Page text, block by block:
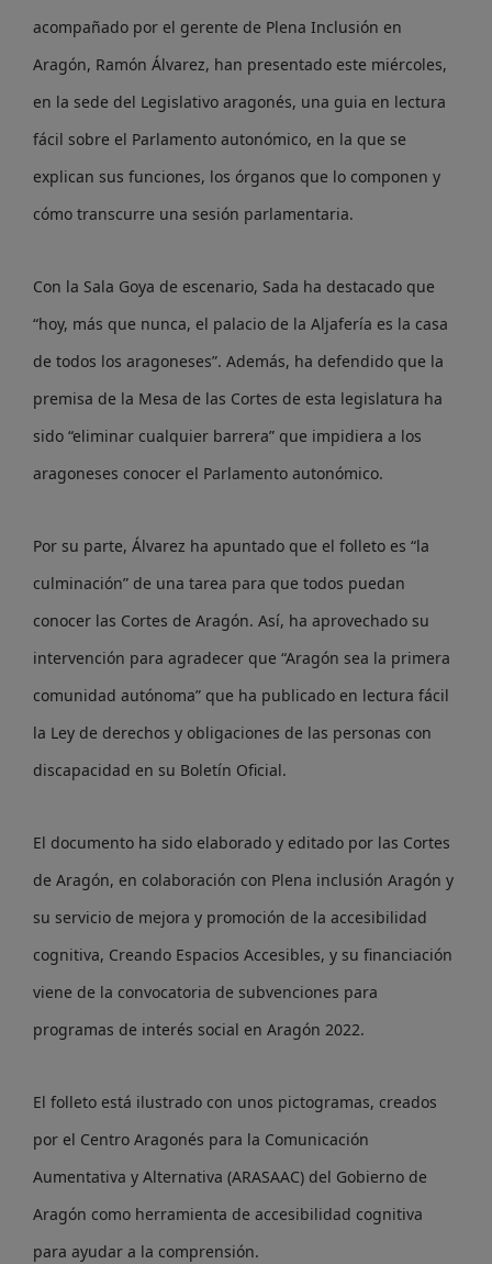
acompañado por el gerente de Plena Inclusión en
Aragón, Ramón Álvarez, han presentado este miércoles,
en la sede del Legislativo aragonés, una guia en lectura
fácil sobre el Parlamento autonómico, en la que se
explican sus funciones, los órganos que lo componen y
cómo transcurre una sesión parlamentaria.
Con la Sala Goya de escenario, Sada ha destacado que
“hoy, más que nunca, el palacio de la Aljafería es la casa
de todos los aragoneses”. Además, ha defendido que la
premisa de la Mesa de las Cortes de esta legislatura ha
sido “eliminar cualquier barrera” que impidiera a los
aragoneses conocer el Parlamento autonómico.
Por su parte, Álvarez ha apuntado que el folleto es “la
culminación” de una tarea para que todos puedan
conocer las Cortes de Aragón. Así, ha aprovechado su
intervención para agradecer que “Aragón sea la primera
comunidad autónoma” que ha publicado en lectura fácil
la Ley de derechos y obligaciones de las personas con
discapacidad en su Boletín Oficial.
El documento ha sido elaborado y editado por las Cortes
de Aragón, en colaboración con Plena inclusión Aragón y
su servicio de mejora y promoción de la accesibilidad
cognitiva, Creando Espacios Accesibles, y su financiación
viene de la convocatoria de subvenciones para
programas de interés social en Aragón 2022.
El folleto está ilustrado con unos pictogramas, creados
por el Centro Aragonés para la Comunicación
Aumentativa y Alternativa (ARASAAC) del Gobierno de
Aragón como herramienta de accesibilidad cognitiva
para ayudar a la comprensión.